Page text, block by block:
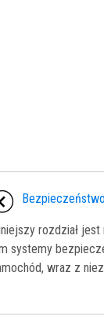
Bezpieczeństwo
rozdział
systemy
wraz z